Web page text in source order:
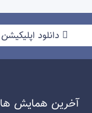
دانلود اپلیکیشن
آخرين همايش ها